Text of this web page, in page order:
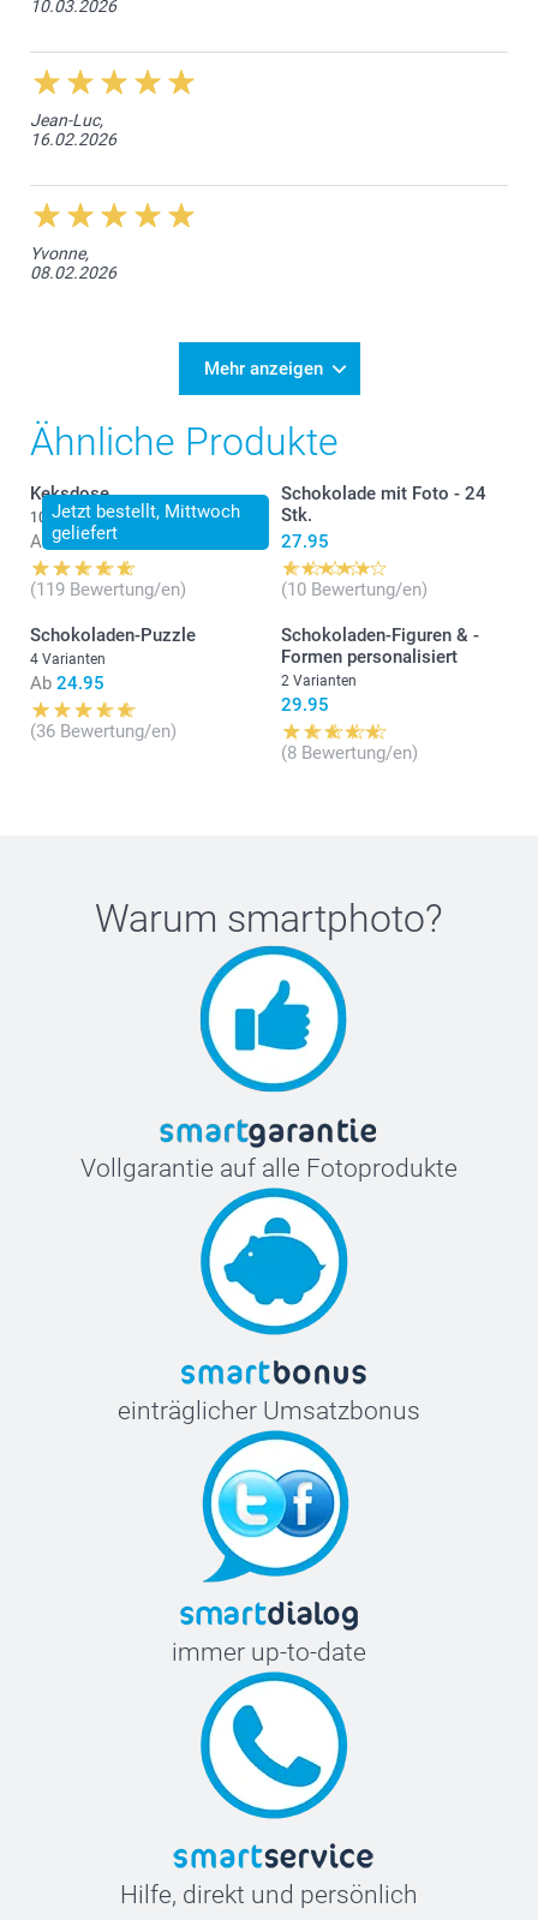
10.03.2026
Jean-Luc,
16.02.2026
Yvonne,
08.02.2026
Mehr anzeigen
Ähnliche Produkte
Jetzt bestellt, Mittwoch
geliefert
Keksdose
10 Varianten
Ab 24.95
(119 Bewertung/en)
Schokolade mit Foto - 24
Stk.
27.95
(10 Bewertung/en)
Schokoladen-Puzzle
4 Varianten
Ab 24.95
(36 Bewertung/en)
Schokoladen-Figuren & -
Formen personalisiert
2 Varianten
29.95
(8 Bewertung/en)
Warum smartphoto?
Vollgarantie auf alle Fotoprodukte
einträglicher Umsatzbonus
immer up-to-date
Hilfe, direkt und persönlich